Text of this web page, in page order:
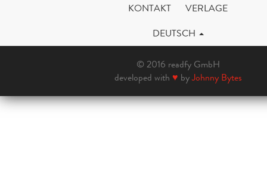
KONTAKT
VERLAGE
DEUTSCH
© 2016 readfy GmbH
developed with ♥ byJohnny Bytes